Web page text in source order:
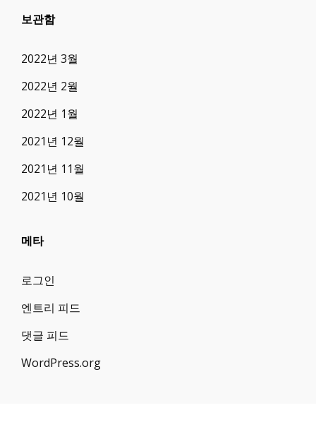
보관함
2022년 3월
2022년 2월
2022년 1월
2021년 12월
2021년 11월
2021년 10월
메타
로그인
엔트리 피드
댓글 피드
WordPress.org